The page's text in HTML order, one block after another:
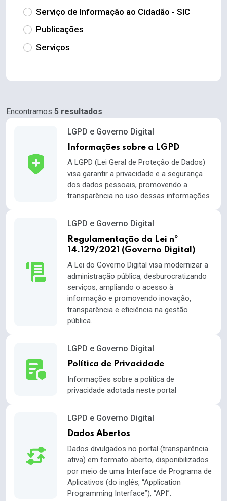
Serviço de Informação ao Cidadão - SIC
Publicações
Serviços
Encontramos 5 resultados
LGPD e Governo Digital
Informações sobre a LGPD
A LGPD (Lei Geral de Proteção de Dados)
visa garantir a privacidade e a segurança
dos dados pessoais, promovendo a
transparência no uso dessas informações
LGPD e Governo Digital
Regulamentação da Lei nº
14.129/2021 (Governo Digital)
A Lei do Governo Digital visa modernizar a
administração pública, desburocratizando
serviços, ampliando o acesso à
informação e promovendo inovação,
transparência e eficiência na gestão
pública.
LGPD e Governo Digital
Política de Privacidade
Informações sobre a política de
privacidade adotada neste portal
LGPD e Governo Digital
Dados Abertos
Dados divulgados no portal (transparência
ativa) em formato aberto, disponibilizados
por meio de uma Interface de Programa de
Aplicativos (do inglês, “Application
Programming Interface”), “API”.